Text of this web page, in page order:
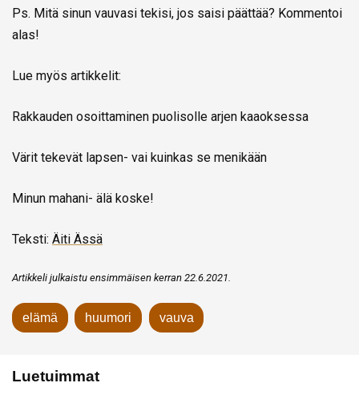
Ps. Mitä sinun vauvasi tekisi, jos saisi päättää? Kommentoi
alas!
Lue myös artikkelit:
Rakkauden osoittaminen puolisolle arjen kaaoksessa
Värit tekevät lapsen- vai kuinkas se menikään
Minun mahani- älä koske!
Teksti: Äiti Ässä
Artikkeli julkaistu ensimmäisen kerran 22.6.2021.
elämä huumori vauva
Luetuimmat